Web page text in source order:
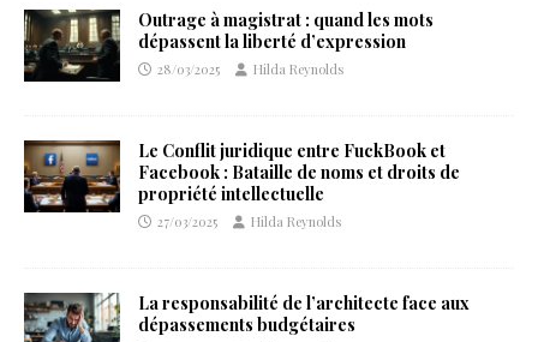
Outrage à magistrat : quand les mots
dépassent la liberté d’expression
28/03/2025 Hilda Reynolds
Le Conflit juridique entre FuckBook et
Facebook : Bataille de noms et droits de
propriété intellectuelle
27/03/2025 Hilda Reynolds
La responsabilité de l’architecte face aux
dépassements budgétaires